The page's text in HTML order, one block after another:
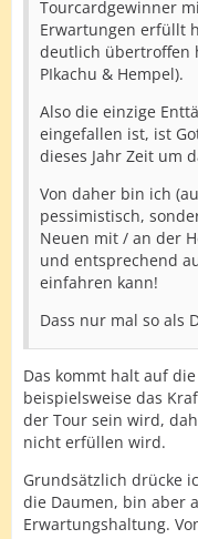
1 Südafrikaner
1 Norweger
1 Däne
1 Kanadier
1 Zypriote
1 Australier
Tourcardgewinner
Erwartungen erfüllt
deutlich übertroffen
PIkachu & Hempel).
Also die einzige
eingefallen ist, ist
dieses Jahr Zeit um
Von daher bin ich
pessimistisch,
Neuen mit / an der
und entsprechend
einfahren kann!
Dass nur mal so als
Das kommt halt auf
beispielsweise das
der Tour sein wird,
nicht erfüllen wird.
Grundsätzlich drücke
die Daumen, bin aber
Erwartungshaltung.